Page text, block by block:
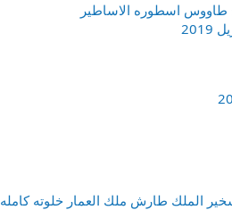
طاووس اسطوره الاساطير
الملك طارش ملك العمار خلوته كامله